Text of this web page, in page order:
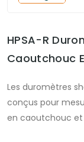
HPSA-R
Caoutchouc
Les duromètres
conçus pour
en caoutchouc et